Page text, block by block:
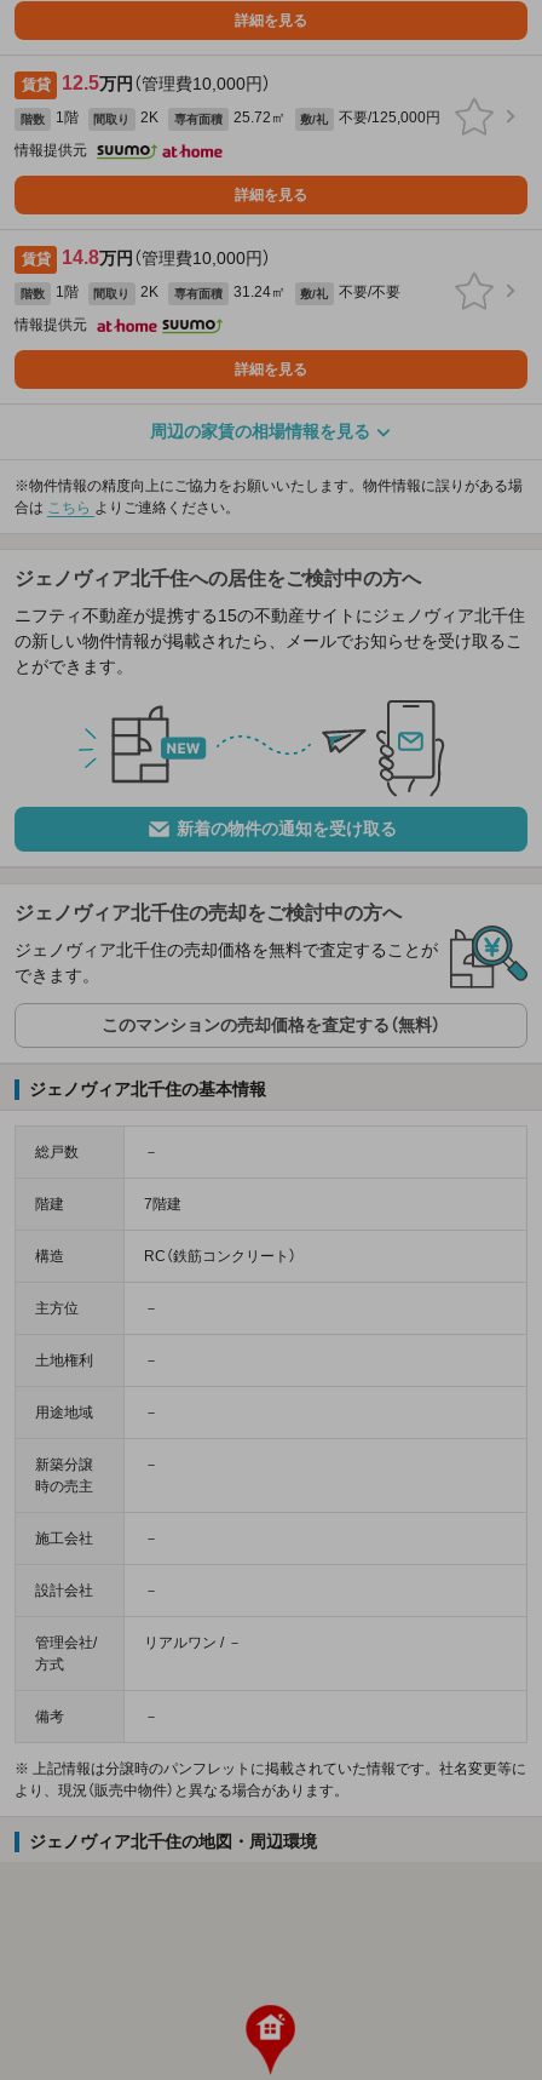
詳細を見る
賃貸 12.5万円 （管理費10,000円）
階数 1階 間取り 2K 専有面積 25.72㎡ 敷/礼
不要/125,000円
情報提供元
詳細を見る
賃貸 14.8万円 （管理費10,000円）
階数 1階 間取り 2K 専有面積 31.24㎡ 敷/礼
不要/不要
情報提供元
詳細を見る
周辺の家賃の相場情報を見る
※物件情報の精度向上にご協力をお願いいたします。物件情報に誤りがある場
合は こちら よりご連絡ください。
ジェノヴィア北千住への居住をご検討中の方へ
ニフティ不動産が提携する15の不動産サイトにジェノヴィア北千住
の新しい物件情報が掲載されたら、メールでお知らせを受け取るこ
とができます。
新着の物件の通知を受け取る
ジェノヴィア北千住の売却をご検討中の方へ
ジェノヴィア北千住の売却価格を無料で査定することが
できます。
このマンションの売却価格を査定する（無料）
ジェノヴィア北千住の基本情報
総戸数 －
階建 7階建
構造 RC（鉄筋コンクリート）
主方位 －
土地権利 －
用途地域 －
新築分譲
時の売主
－
施工会社 －
設計会社 －
管理会社/
方式
リアルワン / －
備考 －
※ 上記情報は分譲時のパンフレットに掲載されていた情報です。社名変更等に
より、現況（販売中物件）と異なる場合があります。
ジェノヴィア北千住の地図・周辺環境